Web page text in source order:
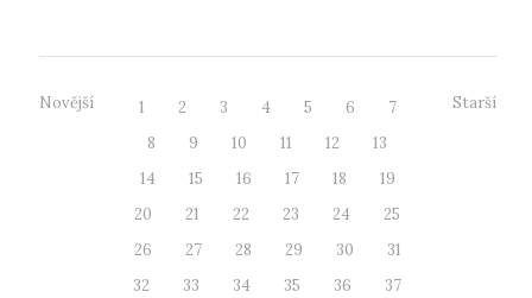
Novější 1 2 3 4 5 6
7
8
9 10 11 12
13
14
15 16 17 18
19
20
21 22 23 24
25
26
27 28 29 30
31
32
33 34 35 36
37
Starší